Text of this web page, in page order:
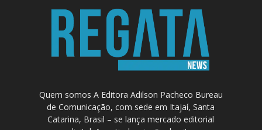
Quem somos A Editora Adilson Pacheco Bureau
de Comunicação, com sede em Itajaí, Santa
Catarina, Brasil – se lança mercado editorial